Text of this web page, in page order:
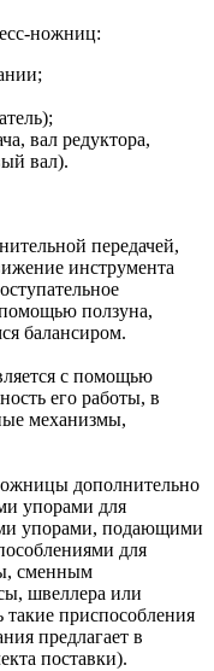
ножниц:
вал редуктора,
вал).
передачей,
инструмента
ползуна,
балансиром.
с помощью
его работы, в
механизмы,
дополнительно
упорами для
упорами, подающими
для
сменным
швеллера или
такие приспособления
предлагает в
поставки).